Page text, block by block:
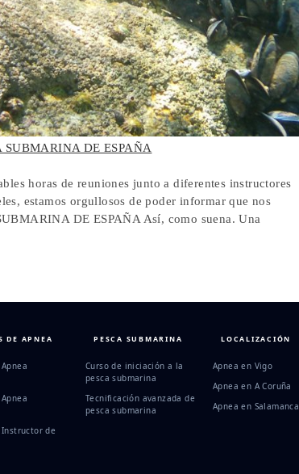
SUBMARINA DE ESPAÑA
horas de reuniones junto a diferentes instructores
estamos orgullosos de poder informar que nos
DE ESPAÑA Así, como suena. Una
DE APNEA
Instructor de
PESCA SUBMARINA
Curso de iniciación a la
pesca submarina
Tecnificación avanzada de
pesca submarina
LOCALIZACIÓN
Apnea en Vigo
Apnea en A Coruña
Apnea en Salamanca